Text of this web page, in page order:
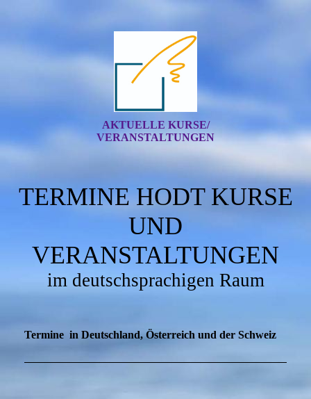
AKTUELLE KURSE/
VERANSTALTUNGEN
TERMINE HODT KURSE
UND
VERANSTALTUNGEN
im deutschsprachigen Raum
Termine in Deutschland, Österreich und der Schweiz